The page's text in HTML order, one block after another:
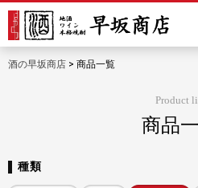
酒の早坂商店 > 商品一覧
Product
商品
種類